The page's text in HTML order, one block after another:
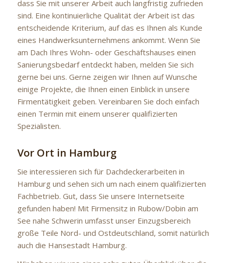
dass Sie mit unserer Arbeit auch langfristig zufrieden
sind. Eine kontinuierliche Qualität der Arbeit ist das
entscheidende Kriterium, auf das es Ihnen als Kunde
eines Handwerksunternehmens ankommt. Wenn Sie
am Dach Ihres Wohn- oder Geschäftshauses einen
Sanierungsbedarf entdeckt haben, melden Sie sich
gerne bei uns. Gerne zeigen wir Ihnen auf Wunsche
einige Projekte, die Ihnen einen Einblick in unsere
Firmentätigkeit geben. Vereinbaren Sie doch einfach
einen Termin mit einem unserer qualifizierten
Spezialisten.
Vor Ort in Hamburg
Sie interessieren sich für Dachdeckerarbeiten in
Hamburg und sehen sich um nach einem qualifizierten
Fachbetrieb. Gut, dass Sie unsere Internetseite
gefunden haben! Mit Firmensitz in Rubow/Dobin am
See nahe Schwerin umfasst unser Einzugsbereich
große Teile Nord- und Ostdeutschland, somit natürlich
auch die Hansestadt Hamburg.